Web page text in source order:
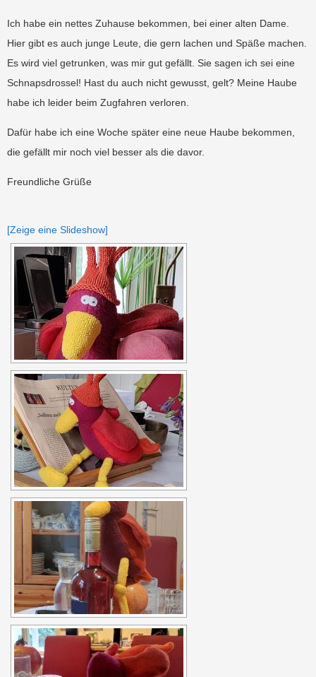
Ich habe ein nettes Zuhause bekommen, bei einer alten Dame.
Hier gibt es auch junge Leute, die gern lachen und Späße machen.
Es wird viel getrunken, was mir gut gefällt. Sie sagen ich sei eine
Schnapsdrossel! Hast du auch nicht gewusst, gelt? Meine Haube
habe ich leider beim Zugfahren verloren.
Dafür habe ich eine Woche später eine neue Haube bekommen,
die gefällt mir noch viel besser als die davor.
Freundliche Grüße
[Zeige eine Slideshow]